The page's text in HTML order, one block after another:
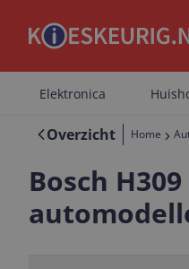
Elektronica
Overzicht Home
Bosch